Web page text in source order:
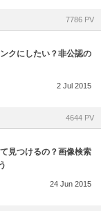
7786 PV
クにしたい？非公認の
2 Jul 2015
4644 PV
見つけるの？画像検索
24 Jun 2015